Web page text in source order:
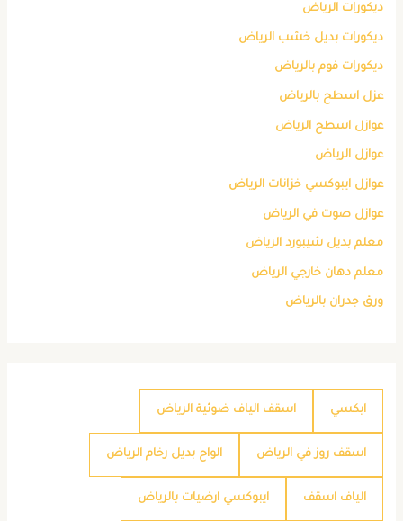
ديكورات الرياض
ديكورات بديل خشب الرياض
ديكورات فوم بالرياض
عزل اسطح بالرياض
عوازل اسطح الرياض
عوازل الرياض
عوازل ايبوكسي خزانات الرياض
عوازل صوت في الرياض
معلم بديل شيبورد الرياض
معلم دهان خارجي الرياض
ورق جدران بالرياض
ابكسي اسقف الياف ضوئية الرياض
اسقف روز في الرياض الواح بديل رخام الرياض
الياف اسقف ايبوكسي ارضيات بالرياض